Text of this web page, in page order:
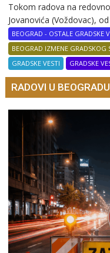
Tokom radova na
Jovanovića (Voždovac),
BEOGRAD - OSTALE GRADSKE
BEOGRAD IZMENE GRADSKOG
GRADSKE VESTI
GRADSKE
RADOVI U BEOGRADU